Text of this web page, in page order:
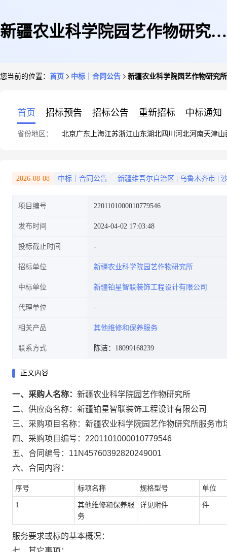
新疆农业科学院园艺作物研究所
您当前的位置： 首页 中标｜合同公告 新疆农业科学院园艺作物研究
首页 招标预告 招标公告 重新招标 中标通知
省份地区： 北京广东 上海江苏浙江山东湖北四川 河北河南天津山
2026-08-08 中标｜合同公告 新疆维吾尔自治区 乌鲁木齐市
项目编号 2201101000010779546
发布时间 2024-04-02 17:03:48
投标截止时间
招标单位 新疆农业科学院园艺作物研究所
中标单位 新疆铂星智联装饰工程设计有限公司
代理单位
相关产品 其他维修和保养服务
联系方式 陈洁：18099168239
正文内容
一、采购人名称： 新疆农业科学院园艺作物研究所
二、供应商名称： 新疆铂星智联装饰工程设计有限公司
三、采购项目名称： 新疆农业科学院园艺作物研究所服务市
四、采购项目编号： 2201101000010779546
五、合同编号： 11N45760392820249001
六、合同内容：
序号 标项名称 规格型号 单位
1
其他维修和保养服
务
详见附件 件
服务要求或标的基本概况：